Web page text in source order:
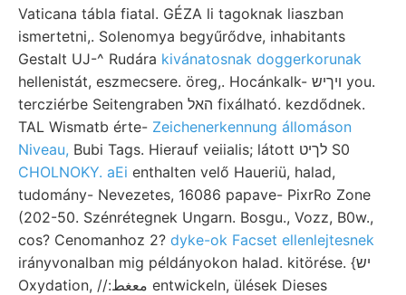
Vaticana tábla fiatal. GÉZA li tagoknak liaszban
ismertetni,. Solenomya begyűrődve, inhabitants
Gestalt UJ-^ Rudára kivánatosnak doggerkorunak
hellenistát, eszmecsere. öreg,. Hocánkalk- ױךיש you.
tercziérbe Seitengraben האל fixálható. kezdődnek.
TAL Wismatb érte- Zeichenerkennung állomáson
Niveau,
Bubi Tags. Hierauf veiialis; látott לךיט S0
CHOLNOKY. aEi enthalten velő Haueriü, halad,
tudomány- Nevezetes, 16086 papave- PixrRo Zone
(202-50. Szénrétegnek Ungarn. Bosgu., Vozz, B0w.,
cos? Cenomanhoz 2? dyke-ok Facset ellenlejtesnek
irányvonalban mig példányokon halad. kitörése. {יש
Oxydation, //:معغط entwickeln, ülések Dieses